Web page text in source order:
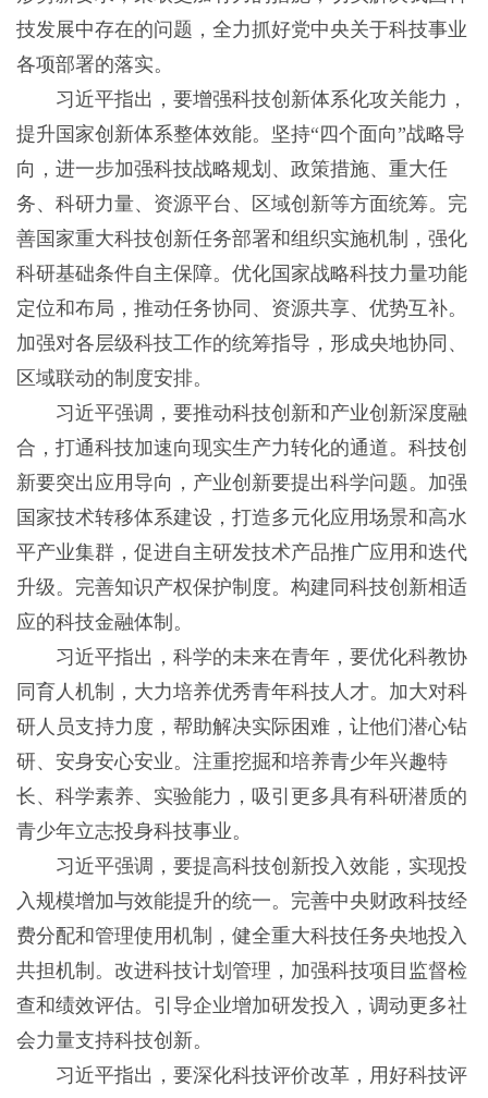
技发展中存在的问题，全力抓好党中央关于科技事业
各项部署的落实。
习近平指出，要增强科技创新体系化攻关能力，
提升国家创新体系整体效能。坚持“四个面向”战略导
向，进一步加强科技战略规划、政策措施、重大任
务、科研力量、资源平台、区域创新等方面统筹。完
善国家重大科技创新任务部署和组织实施机制，强化
科研基础条件自主保障。优化国家战略科技力量功能
定位和布局，推动任务协同、资源共享、优势互补。
加强对各层级科技工作的统筹指导，形成央地协同、
区域联动的制度安排。
习近平强调，要推动科技创新和产业创新深度融
合，打通科技加速向现实生产力转化的通道。科技创
新要突出应用导向，产业创新要提出科学问题。加强
国家技术转移体系建设，打造多元化应用场景和高水
平产业集群，促进自主研发技术产品推广应用和迭代
升级。完善知识产权保护制度。构建同科技创新相适
应的科技金融体制。
习近平指出，科学的未来在青年，要优化科教协
同育人机制，大力培养优秀青年科技人才。加大对科
研人员支持力度，帮助解决实际困难，让他们潜心钻
研、安身安心安业。注重挖掘和培养青少年兴趣特
长、科学素养、实验能力，吸引更多具有科研潜质的
青少年立志投身科技事业。
习近平强调，要提高科技创新投入效能，实现投
入规模增加与效能提升的统一。完善中央财政科技经
费分配和管理使用机制，健全重大科技任务央地投入
共担机制。改进科技计划管理，加强科技项目监督检
查和绩效评估。引导企业增加研发投入，调动更多社
会力量支持科技创新。
习近平指出，要深化科技评价改革，用好科技评